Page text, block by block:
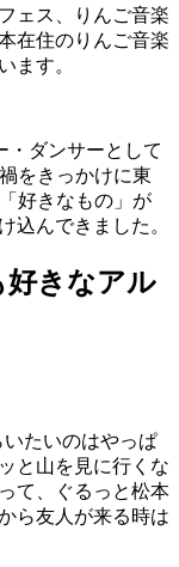
ェス、りんご音楽
在住のりんご音楽
ます。
ダンサーとして
をきっかけに東
好きなもの」が
込んできました。
きなアル
たいのはやっぱ
と山を見に行くな
て、ぐるっと松本
ら友人が来る時は